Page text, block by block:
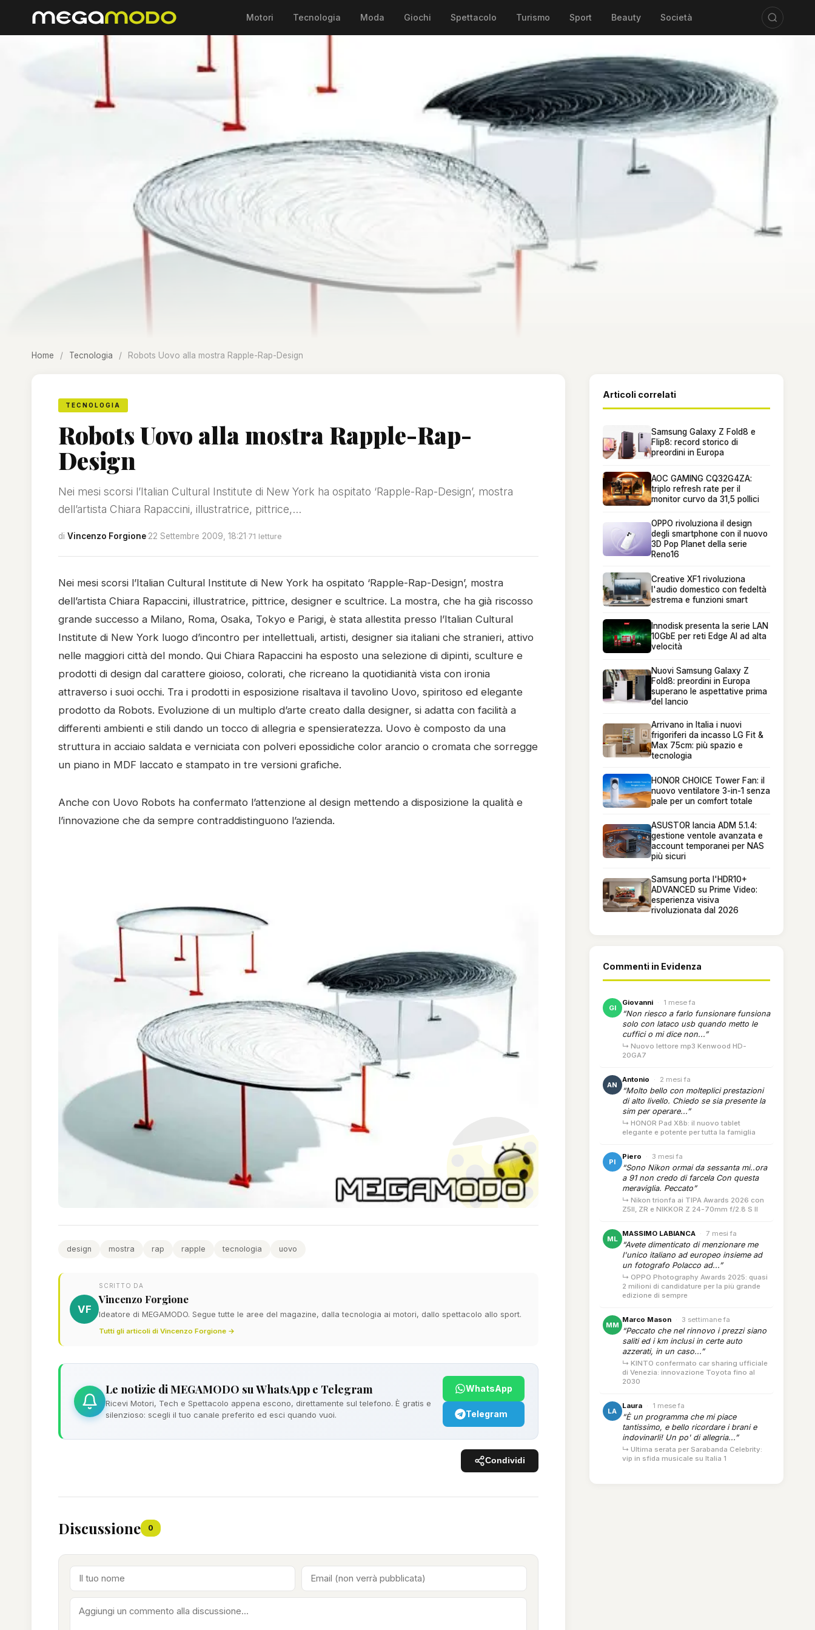
Motori Tecnologia Moda Giochi Spettacolo Turismo Sport Beauty Società
Home / Tecnologia / Robots Uovo alla mostra Rapple-Rap-Design
TECNOLOGIA
Robots Uovo alla mostra Rapple-Rap-
Design
Nei mesi scorsi l’Italian Cultural Institute di New York ha ospitato ‘Rapple-Rap-Design’, mostra
dell’artista Chiara Rapaccini, illustratrice, pittrice,...
di Vincenzo Forgione·22 Settembre 2009, 18:21·71 letture
Nei mesi scorsi l’Italian Cultural Institute di New York ha ospitato ‘Rapple-Rap-Design’, mostra
dell’artista Chiara Rapaccini, illustratrice, pittrice, designer e scultrice. La mostra, che ha già riscosso
grande successo a Milano, Roma, Osaka, Tokyo e Parigi, è stata allestita presso l’Italian Cultural
Institute di New York luogo d’incontro per intellettuali, artisti, designer sia italiani che stranieri, attivo
nelle maggiori città del mondo. Qui Chiara Rapaccini ha esposto una selezione di dipinti, sculture e
prodotti di design dal carattere gioioso, colorati, che ricreano la quotidianità vista con ironia
attraverso i suoi occhi. Tra i prodotti in esposizione risaltava il tavolino Uovo, spiritoso ed elegante
prodotto da Robots. Evoluzione di un multiplo d’arte creato dalla designer, si adatta con facilità a
differenti ambienti e stili dando un tocco di allegria e spensieratezza. Uovo è composto da una
struttura in acciaio saldata e verniciata con polveri epossidiche color arancio o cromata che sorregge
un piano in MDF laccato e stampato in tre versioni grafiche.
Anche con Uovo Robots ha confermato l’attenzione al design mettendo a disposizione la qualità e
l’innovazione che da sempre contraddistinguono l’azienda.
design mostra rap rapple tecnologia uovo
VF
SCRITTO DA
Vincenzo Forgione
Ideatore di MEGAMODO. Segue tutte le aree del magazine, dalla tecnologia ai motori, dallo spettacolo allo sport.
Tutti gli articoli di Vincenzo Forgione →
Le notizie di MEGAMODO su WhatsApp e Telegram
Ricevi Motori, Tech e Spettacolo appena escono, direttamente sul telefono. È gratis e
silenzioso: scegli il tuo canale preferito ed esci quando vuoi.
WhatsApp
Telegram
Condividi
Discussione 0
Articoli correlati
Samsung Galaxy Z Fold8 e
Flip8: record storico di
preordini in Europa
AOC GAMING CQ32G4ZA:
triplo refresh rate per il
monitor curvo da 31,5 pollici
OPPO rivoluziona il design
degli smartphone con il nuovo
3D Pop Planet della serie
Reno16
Creative XF1 rivoluziona
l'audio domestico con fedeltà
estrema e funzioni smart
Innodisk presenta la serie LAN
10GbE per reti Edge AI ad alta
velocità
Nuovi Samsung Galaxy Z
Fold8: preordini in Europa
superano le aspettative prima
del lancio
Arrivano in Italia i nuovi
frigoriferi da incasso LG Fit &
Max 75cm: più spazio e
tecnologia
HONOR CHOICE Tower Fan: il
nuovo ventilatore 3-in-1 senza
pale per un comfort totale
ASUSTOR lancia ADM 5.1.4:
gestione ventole avanzata e
account temporanei per NAS
più sicuri
Samsung porta l'HDR10+
ADVANCED su Prime Video:
esperienza visiva
rivoluzionata dal 2026
Commenti in Evidenza
GI
Giovanni · 1 mese fa
“Non riesco a farlo funsionare funsiona
solo con lataco usb quando metto le
cuffici o mi dice non...”
↳ Nuovo lettore mp3 Kenwood HD-
20GA7
AN
Antonio · 2 mesi fa
“Molto bello con molteplici prestazioni
di alto livello. Chiedo se sia presente la
sim per operare...”
↳ HONOR Pad X8b: il nuovo tablet
elegante e potente per tutta la famiglia
PI
Piero · 3 mesi fa
“Sono Nikon ormai da sessanta mi..ora
a 91 non credo di farcela Con questa
meraviglia. Peccato”
↳ Nikon trionfa ai TIPA Awards 2026 con
Z5II, ZR e NIKKOR Z 24-70mm f/2.8 S II
ML
MASSIMO LABIANCA · 7 mesi fa
“Avete dimenticato di menzionare me
l'unico italiano ad europeo insieme ad
un fotografo Polacco ad...”
↳ OPPO Photography Awards 2025: quasi
2 milioni di candidature per la più grande
edizione di sempre
MM
Marco Mason · 3 settimane fa
“Peccato che nel rinnovo i prezzi siano
saliti ed i km inclusi in certe auto
azzerati, in un caso...”
↳ KINTO confermato car sharing ufficiale
di Venezia: innovazione Toyota fino al
2030
LA
Laura · 1 mese fa
“È un programma che mi piace
tantissimo, e bello ricordare i brani e
indovinarli! Un po' di allegria...”
↳ Ultima serata per Sarabanda Celebrity:
vip in sfida musicale su Italia 1